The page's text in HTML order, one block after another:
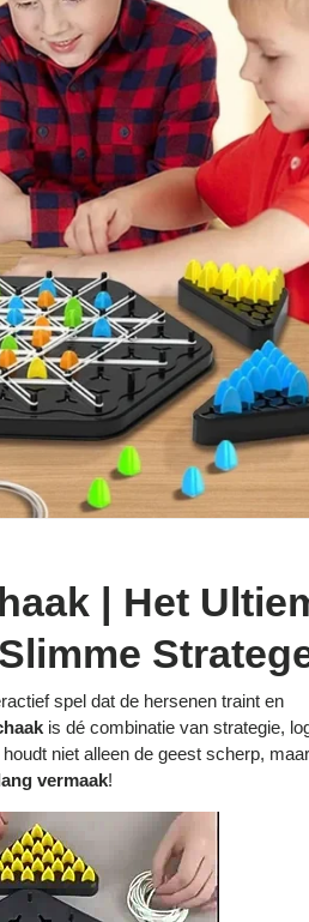
| Het
spel dat de hersenen traint en
is dé combinatie van strategie,
niet alleen de geest scherp,
vermaak!